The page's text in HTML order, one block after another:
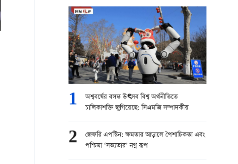
1
অশ্ববর্ষের বসন্ত উৎসব বিশ্ব অর্থনীতিতে
চালিকাশক্তি জুগিয়েছে: সিএমজি সম্পাদকীয়
2
জেফরি এপস্টিন: ক্ষমতার আড়ালে পৈশাচিকতা এবং
পশ্চিমা ‘সভ্যতার’ নগ্ন রূপ